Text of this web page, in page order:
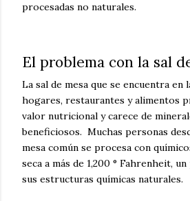
procesadas no naturales.
El problema con la sal
La sal de mesa que se encuentra en
hogares, restaurantes y alimentos
valor nutricional y carece de
beneficiosos. Muchas personas
mesa común se procesa con
seca a más de 1,200 ° Fahrenheit,
sus estructuras químicas naturales.